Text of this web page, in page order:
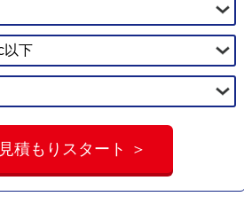
見積もりスタート ＞